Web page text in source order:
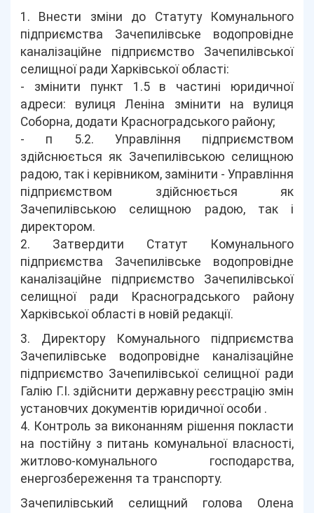
1. Внести зміни до Статуту Комунального
підприємства Зачепилівське водопровідне
каналізаційне підприємство Зачепилівської
селищної ради Харківської області:
- змінити пункт 1.5 в частині юридичної
адреси: вулиця Леніна змінити на вулиця
Соборна, додати Красноградського району;
- п 5.2. Управління підприємством
здійснюється як Зачепилівською селищною
радою, так і керівником, замінити - Управління
підприємством здійснюється як
Зачепилівською селищною радою, так і
директором.
2. Затвердити Статут Комунального
підприємства Зачепилівське водопровідне
каналізаційне підприємство Зачепилівської
селищної ради Красноградського району
Харківської області в новій редакції.
3. Директору Комунального підприємства
Зачепилівське водопровідне каналізаційне
підприємство Зачепилівської селищної ради
Галію Г.І. здійснити державну реєстрацію змін
установчих документів юридичної особи .
4. Контроль за виконанням рішення покласти
на постійну з питань комунальної власності,
житлово-комунального господарства,
енергозбереження та транспорту.
Зачепилівський селищний голова Олена